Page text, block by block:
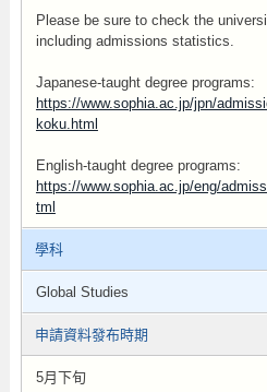
Please be sure to check the
including admissions statistics.
Japanese-taught degree programs:
https://www.sophia.ac.jp/jpn/
koku.html
English-taught degree programs:
https://www.sophia.ac.jp/eng/
tml
學科
Global Studies
申請資料發布時期
5月下旬